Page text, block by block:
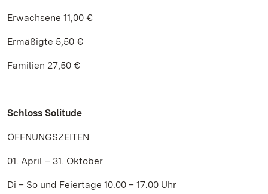
Erwachsene 11,00 €
Ermäßigte 5,50 €
Familien 27,50 €
Schloss Solitude
ÖFFNUNGSZEITEN
01. April – 31. Oktober
Di – So und Feiertage 10.00 – 17.00 Uhr